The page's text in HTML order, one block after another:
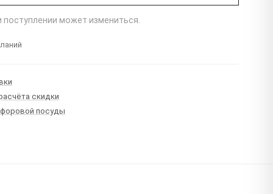
поступлении может измениться.
скидки
посуды